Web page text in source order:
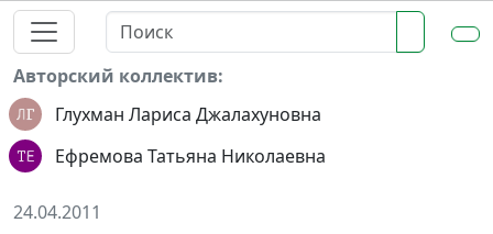
Авторский коллектив:
Глухман Лариса Джалахуновна
Ефремова Татьяна Николаевна
24.04.2011